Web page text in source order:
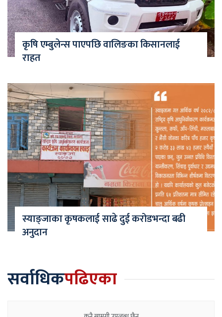
कृषि एम्बुलेन्स पाएपछि वालिङका किसानलाई
राहत
स्याङ्जाका कृषकलाई साढे दुई करोडभन्दा बढी
अनुदान
सर्वाधिकपढिएका